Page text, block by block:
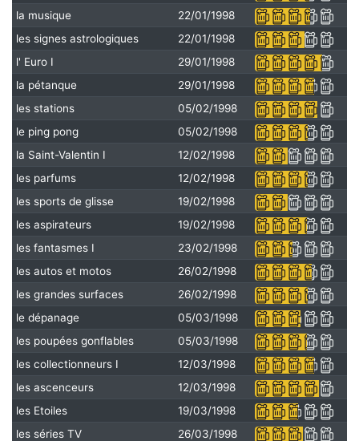
la musique
22/01/1998
les signes astrologiques
22/01/1998
l' Euro I
29/01/1998
la pétanque
29/01/1998
les stations
05/02/1998
le ping pong
05/02/1998
la Saint-Valentin I
12/02/1998
les parfums
12/02/1998
les sports de glisse
19/02/1998
les aspirateurs
19/02/1998
les fantasmes I
23/02/1998
les autos et motos
26/02/1998
les grandes surfaces
26/02/1998
le dépanage
05/03/1998
les poupées gonflables
05/03/1998
les collectionneurs I
12/03/1998
les ascenceurs
12/03/1998
les Etoiles
19/03/1998
les séries TV
26/03/1998